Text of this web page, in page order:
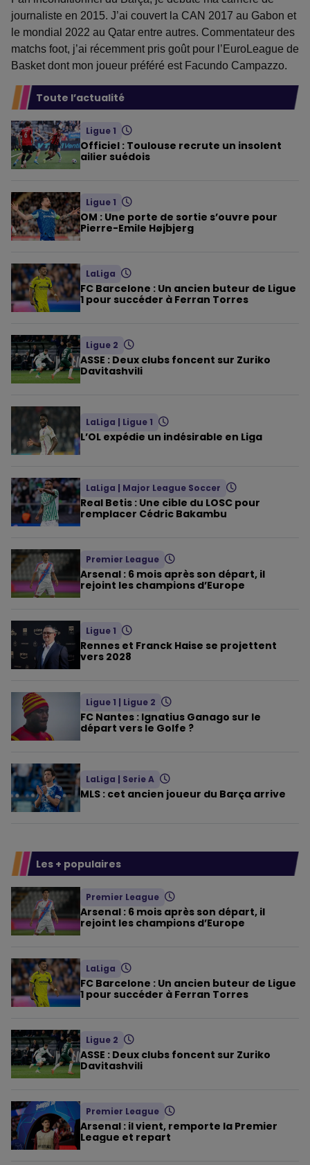
journaliste en 2015. J’ai couvert la CAN 2017 au Gabon et
le mondial 2022 au Qatar entre autres. Commentateur des
matchs foot, j’ai récemment pris goût pour l’EuroLeague de
Basket dont mon joueur préféré est Facundo Campazzo.
Toute l’actualité
Ligue 1
Officiel : Toulouse recrute un insolent
ailier suédois
Ligue 1
OM : Une porte de sortie s’ouvre pour
Pierre-Emile Højbjerg
LaLiga
FC Barcelone : Un ancien buteur de Ligue
1 pour succéder à Ferran Torres
Ligue 2
ASSE : Deux clubs foncent sur Zuriko
Davitashvili
LaLiga | Ligue 1
L’OL expédie un indésirable en Liga
LaLiga | Major League Soccer
Real Betis : Une cible du LOSC pour
remplacer Cédric Bakambu
Premier League
Arsenal : 6 mois après son départ, il
rejoint les champions d’Europe
Ligue 1
Rennes et Franck Haise se projettent
vers 2028
Ligue 1 | Ligue 2
FC Nantes : Ignatius Ganago sur le
départ vers le Golfe ?
LaLiga | Serie A
MLS : cet ancien joueur du Barça arrive
Les + populaires
Premier League
Arsenal : 6 mois après son départ, il
rejoint les champions d’Europe
LaLiga
FC Barcelone : Un ancien buteur de Ligue
1 pour succéder à Ferran Torres
Ligue 2
ASSE : Deux clubs foncent sur Zuriko
Davitashvili
Premier League
Arsenal : il vient, remporte la Premier
League et repart